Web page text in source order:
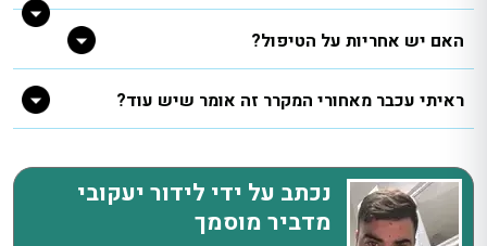
האם יש אחריות על הטיפול?
ראיתי עכבר מאחורי המקרר זה אומר שיש עוד?
נכתב על ידי לידור יעקובי
מדביר מוסמך